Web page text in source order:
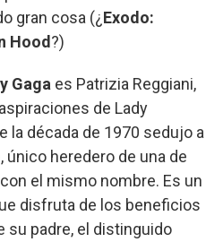
gran cosa (¿Exodo:
Hood ?)
Gaga es Patrizia Reggiani,
de Lady
la década de 1970 sedujo a
único heredero de una de
el mismo nombre. Es un
disfruta de los beneficios
su padre, el distinguido